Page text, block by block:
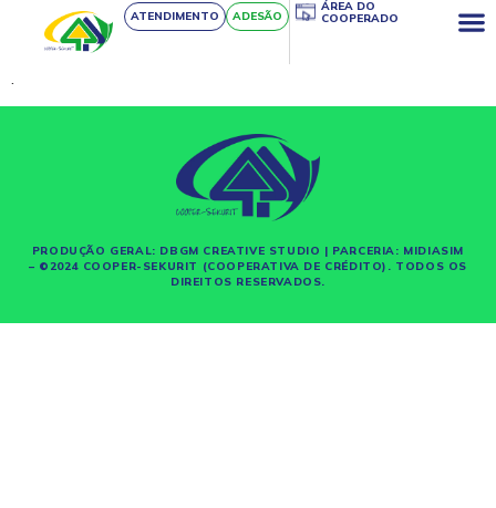
ATENDIMENTO ADESÃO
ÁREA DO
COOPERADO
PRODUÇÃO GERAL: DBGM CREATIVE STUDIO | PARCERIA: MIDIASIM
– ©2024 COOPER-SEKURIT (COOPERATIVA DE CRÉDITO). TODOS OS
DIREITOS RESERVADOS.